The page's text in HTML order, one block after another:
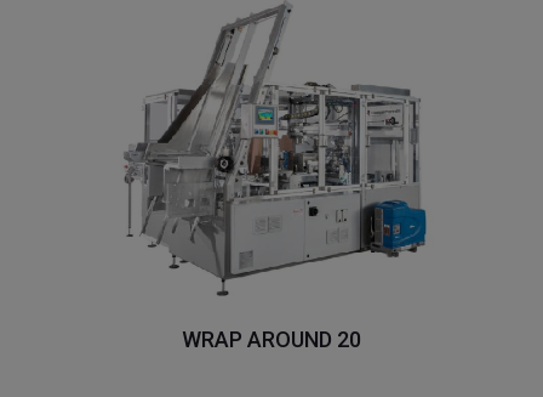
WRAP AROUND 20